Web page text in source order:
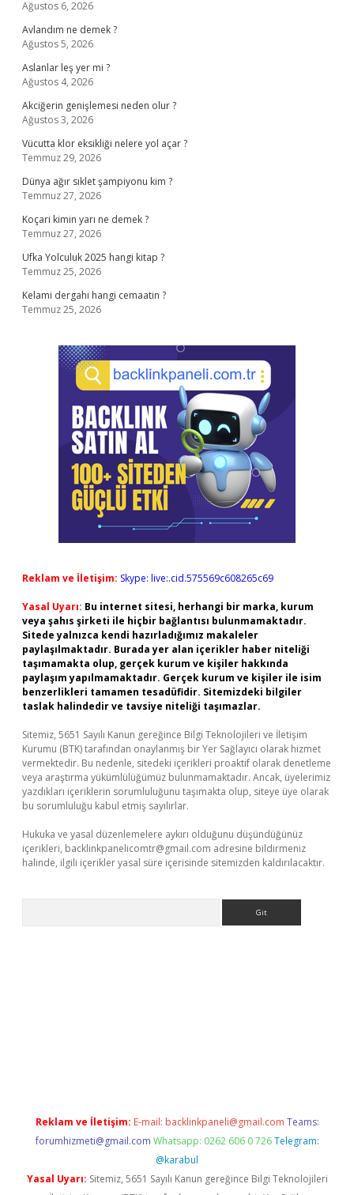
Ağustos 6, 2026
Avlandım ne demek ?
Ağustos 5, 2026
Aslanlar leş yer mi ?
Ağustos 4, 2026
Akciğerin genişlemesi neden olur ?
Ağustos 3, 2026
Vücutta klor eksikliği nelere yol açar ?
Temmuz 29, 2026
Dünya ağır sıklet şampiyonu kim ?
Temmuz 27, 2026
Koçari kimin yarı ne demek ?
Temmuz 27, 2026
Ufka Yolculuk 2025 hangi kitap ?
Temmuz 25, 2026
Kelami dergahı hangi cemaatin ?
Temmuz 25, 2026
Reklam ve İletişim: Skype: live:.cid.575569c608265c69
Yasal Uyarı: Bu internet sitesi, herhangi bir marka, kurum
veya şahıs şirketi ile hiçbir bağlantısı bulunmamaktadır.
Sitede yalnızca kendi hazırladığımız makaleler
paylaşılmaktadır. Burada yer alan içerikler haber niteliği
taşımamakta olup, gerçek kurum ve kişiler hakkında
paylaşım yapılmamaktadır. Gerçek kurum ve kişiler ile isim
benzerlikleri tamamen tesadüfidir. Sitemizdeki bilgiler
taslak halindedir ve tavsiye niteliği taşımazlar.
Sitemiz, 5651 Sayılı Kanun gereğince Bilgi Teknolojileri ve İletişim
Kurumu (BTK) tarafından onaylanmış bir Yer Sağlayıcı olarak hizmet
vermektedir. Bu nedenle, sitedeki içerikleri proaktif olarak denetleme
veya araştırma yükümlülüğümüz bulunmamaktadır. Ancak, üyelerimiz
yazdıkları içeriklerin sorumluluğunu taşımakta olup, siteye üye olarak
bu sorumluluğu kabul etmiş sayılırlar.
Hukuka ve yasal düzenlemelere aykırı olduğunu düşündüğünüz
içerikleri, backlinkpanelicomtr@gmail.com adresine bildirmeniz
halinde, ilgili içerikler yasal süre içerisinde sitemizden kaldırılacaktır.
Reklam ve İletişim: E-mail: backlinkpaneli@gmail.com Teams:
forumhizmeti@gmail.com Whatsapp: 0262 606 0 726 Telegram:
@karabul
Yasal Uyarı: Sitemiz, 5651 Sayılı Kanun gereğince Bilgi Teknolojileri